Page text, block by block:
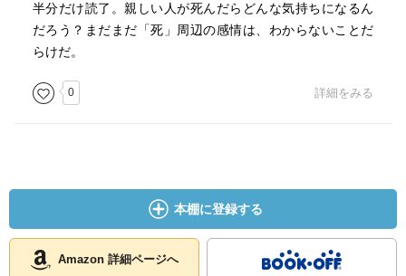
であると信じていた。だから、彼は語った。雄弁な沈黙の
裏側で、消失した雄弁を行った。空疎に語ること、語りで
語りを否定し、漂白することを通して、デリダはこれ以上
ではない。死の当事者だけに固有の世界ではない。全て
だ。全てが終わる。ある一つの死は、すべての世界の終焉
半分だけ読了。親しい人が死んだらどんな気持ちになるん
だろう？まだまだ「死」周辺の感情は、わからないことだ
らけだ。
0 詳細をみる
本棚に登録する
Amazon 詳細ページへ